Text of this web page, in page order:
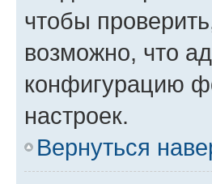
чтобы
возможно, что
конфигурацию
настроек.
Вернуться